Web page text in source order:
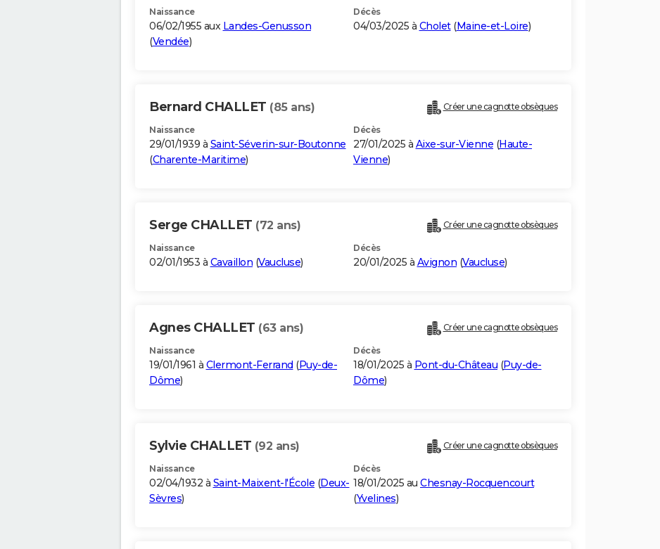
Naissance
06/02/1955 aux Landes-Genusson
(Vendée)
Décès
04/03/2025 à Cholet(Maine-et-Loire)
Bernard CHALLET (85 ans) Créer une cagnotte obsèques
Naissance
29/01/1939 à Saint-Séverin-sur-Boutonne
(Charente-Maritime)
Décès
27/01/2025 à Aixe-sur-Vienne (Haute-
Vienne)
Serge CHALLET (72 ans) Créer une cagnotte obsèques
Naissance
02/01/1953 à Cavaillon (Vaucluse)
Décès
20/01/2025 à Avignon (Vaucluse)
Agnes CHALLET (63 ans) Créer une cagnotte obsèques
Naissance
19/01/1961 à Clermont-Ferrand (Puy-de-
Dôme)
Décès
18/01/2025 à Pont-du-Château (Puy-de-
Dôme)
Sylvie CHALLET (92 ans) Créer une cagnotte obsèques
Naissance
02/04/1932 à Saint-Maixent-l'École (Deux-
Sèvres)
Décès
18/01/2025 au Chesnay-Rocquencourt
(Yvelines)